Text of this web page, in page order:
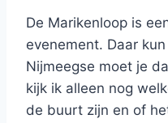
De Marikenloop is
evenement. Daar
Nijmeegse moet je
kijk ik alleen nog
de buurt zijn en of